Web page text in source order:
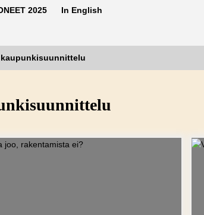
2025 In English
kaupunkisuunnittelu